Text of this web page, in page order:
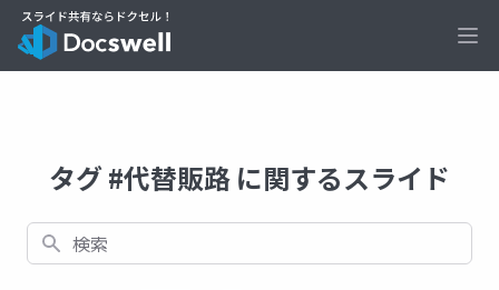
タグ #代替販路 に関するスライド
検索